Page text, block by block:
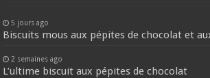
5 jours ago
Biscuits mous aux pépites de chocolat et
2 semaines ago
L’ultime biscuit aux pépites de chocolat